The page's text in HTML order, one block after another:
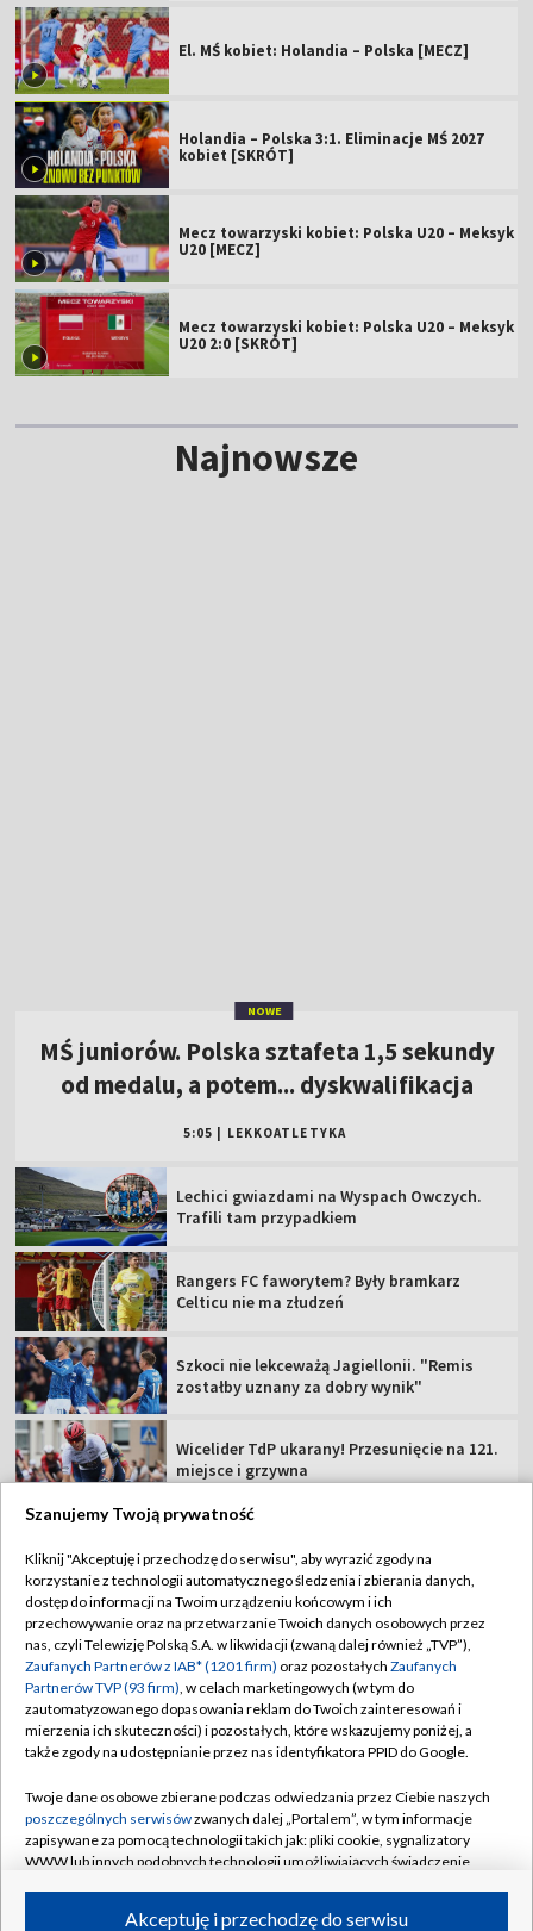
El. MŚ kobiet: Holandia – Polska [MECZ]
Holandia – Polska 3:1. Eliminacje MŚ 2027
kobiet [SKRÓT]
Mecz towarzyski kobiet: Polska U20 – Meksyk
U20 [MECZ]
Mecz towarzyski kobiet: Polska U20 – Meksyk
U20 2:0 [SKRÓT]
Najnowsze
Trafili tam przypadkiem
Rangers FC faworytem? Były bramkarz
Celticu nie ma złudzeń
Szkoci nie lekceważą Jagiellonii. "Remis
Wicelider TdP ukarany! Przesunięcie na 121.
Lech musi uważać. KI Klaksvik już
Abonament TVP
Sklep TVP
Biuro Reklamy
Oferta Handlowa
Telegazeta ogłoszenia
Rada Programowa
Ogłoszenia przetargowe
Akademia Telewizyjna
Regulamin TVP
Polityka prywatności
Moje zgody
Biuro reklamy
Kontakt
Kanały
©2026 Telewizja Polska Spółka Akcyjna w likwidacji
Szanujemy Twoją prywatność
Kliknij "Akceptuję i przechodzę do serwisu", aby wyrazić zgody na
korzystanie z technologii automatycznego śledzenia i zbierania danych,
dostęp do informacji na Twoim urządzeniu końcowym i ich
przechowywanie oraz na przetwarzanie Twoich danych osobowych przez
nas, czyli Telewizję Polską S.A. w likwidacji (zwaną dalej również „TVP”),
Zaufanych Partnerów z IAB* (1201 firm) oraz pozostałych Zaufanych
Partnerów TVP (93 firm), w celach marketingowych (w tym do
zautomatyzowanego dopasowania reklam do Twoich zainteresowań i
mierzenia ich skuteczności) i pozostałych, które wskazujemy poniżej, a
także zgody na udostępnianie przez nas identyfikatora PPID do Google.
Twoje dane osobowe zbierane podczas odwiedzania przez Ciebie naszych
poszczególnych serwisówzwanych dalej „Portalem”, w tym informacje
zapisywane za pomocą technologii takich jak: pliki cookie, sygnalizatory
WWW lub innych podobnych technologii umożliwiających świadczenie
ruchu w Internecie.Akceptuję i przechodzę do serwisu